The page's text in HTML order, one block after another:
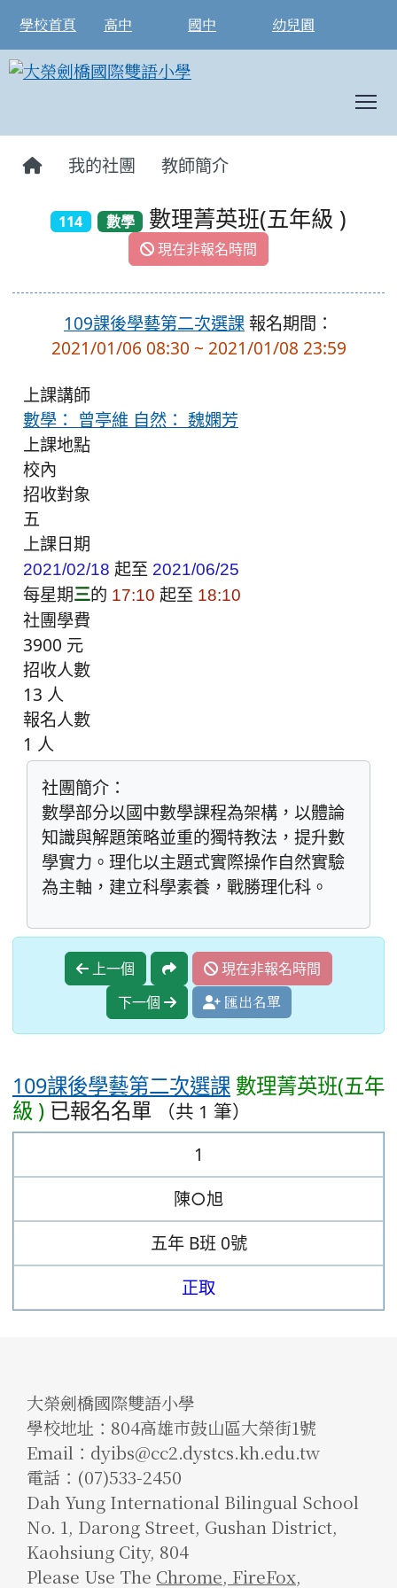
學校首頁 高中 國中 幼兒園
我的社團 教師簡介
114 數學 數理菁英班(五年級 )
現在非報名時間
109課後學藝第二次選課報名期間：
2021/01/06 08:30 ~ 2021/01/08 23:59
上課講師
數學： 曾亭維 自然： 魏嫻芳
上課地點
校內
招收對象
五
上課日期
2021/02/18 起至 2021/06/25
每星期三的 17:10 起至 18:10
社團學費
3900 元
招收人數
13 人
報名人數
1 人
社團簡介：
數學部分以國中數學課程為架構，以體論
知識與解題策略並重的獨特教法，提升數
學實力。理化以主題式實際操作自然實驗
為主軸，建立科學素養，戰勝理化科。
上一個
現在非報名時間
下一個
匯出名單
109課後學藝第二次選課 數理菁英班(五年
級 ) 已報名名單 （共 1 筆）
1
陳○旭
五年 B班 0號
正取
大榮劍橋國際雙語小學
學校地址：804高雄市鼓山區大榮街1號
Email：dyibs@cc2.dystcs.kh.edu.tw
電話：(07)533-2450
Dah Yung International Bilingual School
No. 1, Darong Street, Gushan District,
Kaohsiung City, 804
Please Use The Chrome, FireFox,